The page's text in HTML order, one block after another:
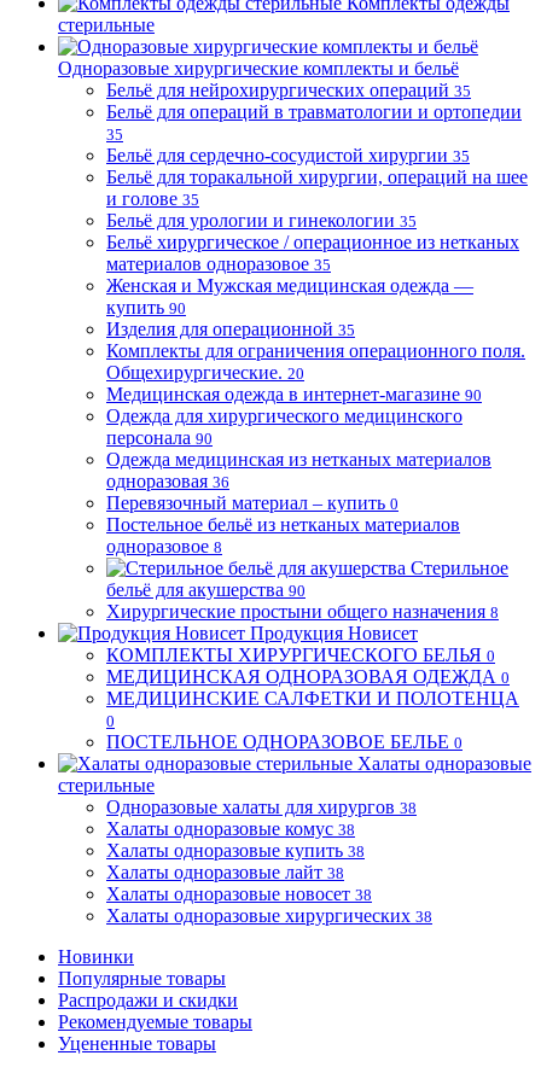
стерильные
Одноразовые хирургические комплекты и бельё
Бельё для нейрохирургических операций 35
Бельё для операций в травматологии и ортопедии
35
Бельё для сердечно-сосудистой хирургии 35
Бельё для торакальной хирургии, операций на шее
и голове 35
Бельё для урологии и гинекологии 35
Бельё хирургическое / операционное из нетканых
материалов одноразовое 35
Женская и Мужская медицинская одежда —
купить 90
Изделия для операционной 35
Комплекты для ограничения операционного поля.
Общехирургические. 20
Медицинская одежда в интернет-магазине 90
Одежда для хирургического медицинского
персонала 90
Одежда медицинская из нетканых материалов
одноразовая 36
Перевязочный материал – купить 0
Постельное бельё из нетканых материалов
одноразовое 8
Стерильное
бельё для акушерства 90
Хирургические простыни общего назначения 8
Продукция Новисет
КОМПЛЕКТЫ ХИРУРГИЧЕСКОГО БЕЛЬЯ 0
МЕДИЦИНСКАЯ ОДНОРАЗОВАЯ ОДЕЖДА 0
МЕДИЦИНСКИЕ САЛФЕТКИ И ПОЛОТЕНЦА
0
ПОСТЕЛЬНОЕ ОДНОРАЗОВОЕ БЕЛЬЕ 0
Халаты одноразовые
стерильные
Одноразовые халаты для хирургов 38
Халаты одноразовые комус 38
Халаты одноразовые купить 38
Халаты одноразовые лайт 38
Халаты одноразовые новосет 38
Халаты одноразовые хирургических 38
Новинки
Популярные товары
Распродажи и скидки
Рекомендуемые товары
Уцененные товары